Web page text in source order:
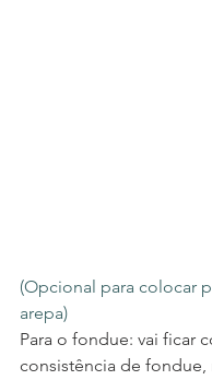
(Opcional para colocar
arepa)
Para o fondue: vai ficar
consistência de fondue,